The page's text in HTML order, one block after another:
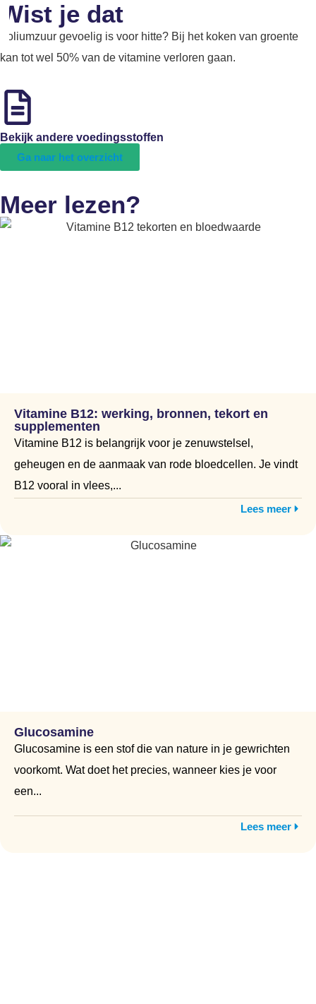
Wist je dat
Foliumzuur gevoelig is voor hitte? Bij het koken van groente
kan tot wel 50% van de vitamine verloren gaan.
Bekijk andere voedingsstoffen
Ga naar het overzicht
Meer lezen?
Vitamine B12: werking, bronnen, tekort en
supplementen
Vitamine B12 is belangrijk voor je zenuwstelsel,
geheugen en de aanmaak van rode bloedcellen. Je vindt
B12 vooral in vlees,...
Lees meer
Glucosamine
Glucosamine is een stof die van nature in je gewrichten
voorkomt. Wat doet het precies, wanneer kies je voor
een...
Lees meer